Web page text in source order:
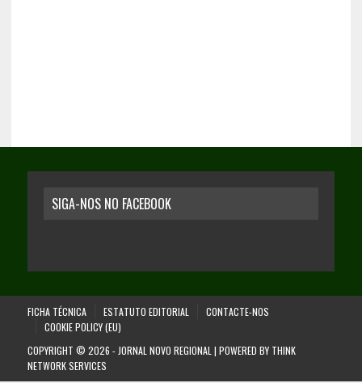
SIGA-NOS NO FACEBOOK
FICHA TÉCNICA ESTATUTO EDITORIAL
CONTACTE-NOS
COOKIE POLICY (EU)
COPYRIGHT © 2026 - JORNAL NOVO REGIONAL | POWERED BY THINK
NETWORK SERVICES